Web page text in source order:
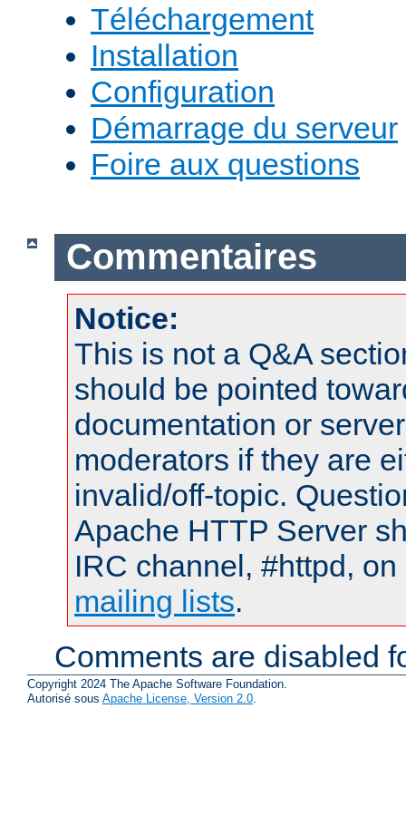
Téléchargement
Installation
Configuration
Démarrage du serveur
Foire aux questions
Commentaires
Notice:
This is not a Q&A
should be pointed
documentation or
moderators if they are
invalid/off-topic.
Apache HTTP Server
IRC channel, #httpd,
mailing lists.
Comments are disabled
Copyright 2024 The Apache Software Foundation.
Autorisé sous Apache License, Version 2.0.